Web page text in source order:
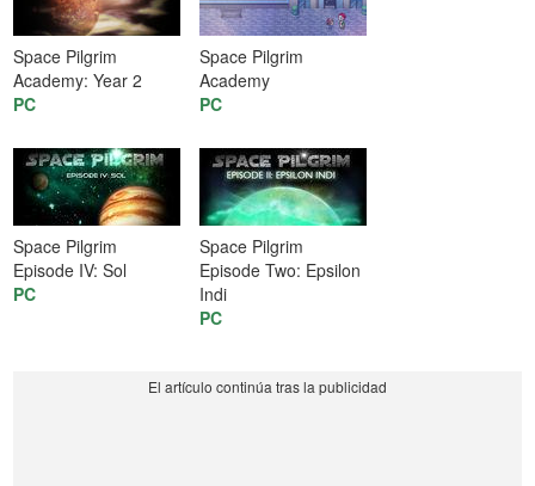
Space Pilgrim
Academy: Year 2
PC
Space Pilgrim
Academy
PC
Space Pilgrim
Episode IV: Sol
PC
Space Pilgrim
Episode Two: Epsilon
Indi
PC